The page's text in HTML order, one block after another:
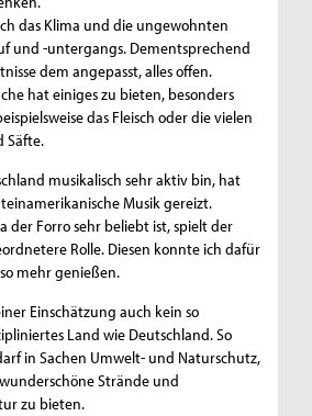
das Klima und die ungewohnten
und -untergangs. Dementsprechend
dem angepasst, alles offen.
hat einiges zu bieten, besonders
das Fleisch oder die vielen
Säfte.
musikalisch sehr aktiv bin, hat
Musik gereizt.
der Forro sehr beliebt ist, spielt der
Rolle. Diesen konnte ich dafür
mehr genießen.
Einschätzung auch kein so
Land wie Deutschland. So
in Sachen Umwelt- und Naturschutz,
Strände und
zu bieten.